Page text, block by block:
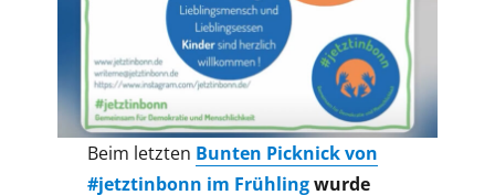
Beim letzten Bunten Picknick von
#jetztinbonn im Frühlingwurde